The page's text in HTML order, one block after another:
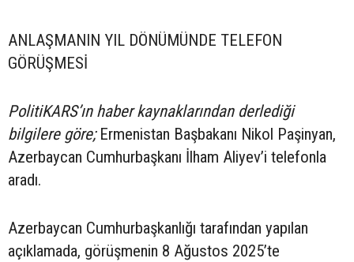
ANLAŞMANIN YIL DÖNÜMÜNDE TELEFON
GÖRÜŞMESİ
PolitiKARS’ın haber kaynaklarından derlediği
bilgilere göre;Ermenistan Başbakanı Nikol Paşinyan,
Azerbaycan Cumhurbaşkanı İlham Aliyev’i telefonla
aradı.
Azerbaycan Cumhurbaşkanlığı tarafından yapılan
açıklamada, görüşmenin 8 Ağustos 2025’te